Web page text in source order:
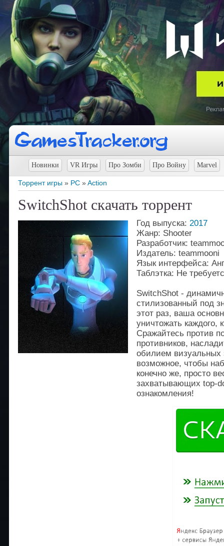
Новинки VR Игры Про Зомби Про Войну Marvel
Торрент игры » PC »Action
SwitchShot скачать торрент
Год выпуска: 2017
Жанр: Shooter
Разработчик:
Издатель: teammooni
Язык интерфейса:
Таблэтка: Не
SwitchShot -
стилизованный под
этот раз, ваша
уничтожать каждого,
Сражайтесь против
противников,
обилием визуальных
возможное, чтобы
конечно же, просто
захватывающих top-
ознакомления!